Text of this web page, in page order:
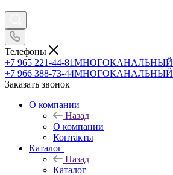
Телефоны
+7 965 221-44-81МНОГОКАНАЛЬНЫЙ
+7 966 388-73-44МНОГОКАНАЛЬНЫЙ
Заказать звонок
О компании
Назад
О компании
Контакты
Каталог
Назад
Каталог